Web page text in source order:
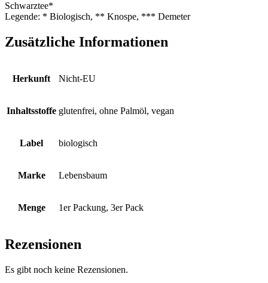
Schwarztee*
Legende: * Biologisch, ** Knospe, *** Demeter
Zusätzliche Informationen
Herkunft Nicht-EU
Inhaltsstoffe glutenfrei, ohne Palmöl, vegan
Label biologisch
Marke Lebensbaum
Menge 1er Packung, 3er Pack
Rezensionen
Es gibt noch keine Rezensionen.